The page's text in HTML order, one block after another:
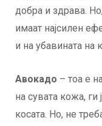
добра и здрава.
имаат најсилен
и на убавината на
Авокадо – тоа е
на сувата кожа, ги
косата. Но, не